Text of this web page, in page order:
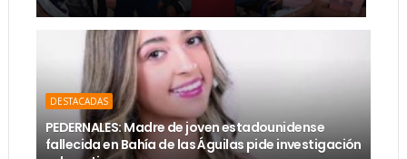
DESTACADAS
PEDERNALES: Madre de joven estadounidense
fallecida en Bahía de las Águilas pide investigación